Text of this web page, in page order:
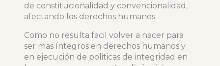
de constitucionalidad y convencionalidad,
afectando los derechos humanos.
Como no resulta facil volver a nacer para
ser mas íntegros en derechos humanos y
en ejecución de politicas de integridad en